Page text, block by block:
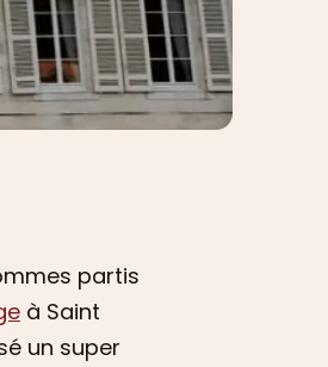
partis
à Saint
un super